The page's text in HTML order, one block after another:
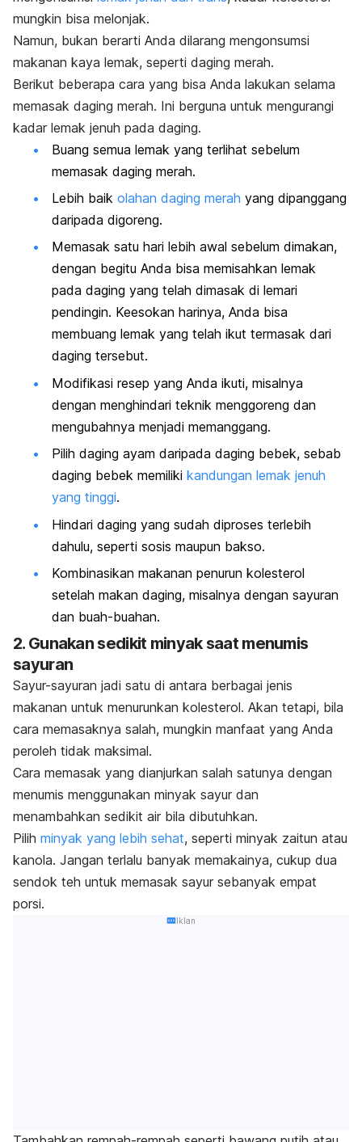
mungkin bisa melonjak.
Namun, bukan berarti Anda dilarang mengonsumsi
makanan kaya lemak, seperti daging merah.
Berikut beberapa cara yang bisa Anda lakukan selama
memasak daging merah. Ini berguna untuk mengurangi
kadar lemak jenuh pada daging.
Buang semua lemak yang terlihat sebelum
memasak daging merah.
Lebih baik olahan daging merah yang dipanggang
daripada digoreng.
Memasak satu hari lebih awal sebelum dimakan,
dengan begitu Anda bisa memisahkan lemak
pada daging yang telah dimasak di lemari
pendingin. Keesokan harinya, Anda bisa
membuang lemak yang telah ikut termasak dari
daging tersebut.
Modifikasi resep yang Anda ikuti, misalnya
dengan menghindari teknik menggoreng dan
mengubahnya menjadi memanggang.
Pilih daging ayam daripada daging bebek, sebab
daging bebek memiliki kandungan lemak jenuh
yang tinggi.
Hindari daging yang sudah diproses terlebih
dahulu, seperti sosis maupun bakso.
Kombinasikan makanan penurun kolesterol
setelah makan daging, misalnya dengan sayuran
dan buah-buahan.
2. Gunakan sedikit minyak saat menumis
sayuran
Sayur-sayuran jadi satu di antara berbagai jenis
makanan untuk menurunkan kolesterol. Akan tetapi, bila
cara memasaknya salah, mungkin manfaat yang Anda
peroleh tidak maksimal.
Cara memasak yang dianjurkan salah satunya dengan
menumis menggunakan minyak sayur dan
menambahkan sedikit air bila dibutuhkan.
Pilih minyak yang lebih sehat, seperti minyak zaitun atau
kanola. Jangan terlalu banyak memakainya, cukup dua
sendok teh untuk memasak sayur sebanyak empat
porsi.
Iklan